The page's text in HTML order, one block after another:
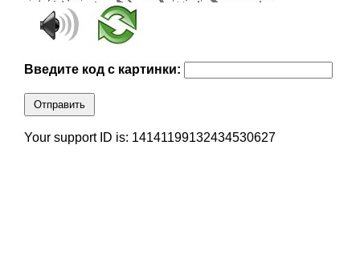
Введите код с картинки:
Отправить
Your support ID is: 14141199132434530627